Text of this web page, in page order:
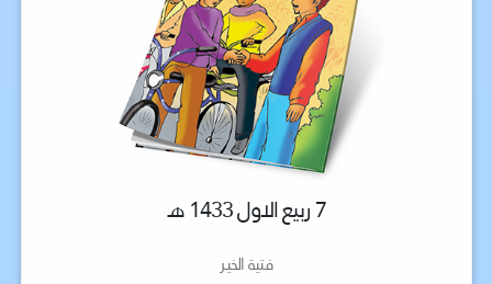
7 ربيع الاول 1433 هـ
فتية الخير